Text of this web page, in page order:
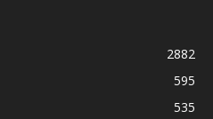
2882
595
535